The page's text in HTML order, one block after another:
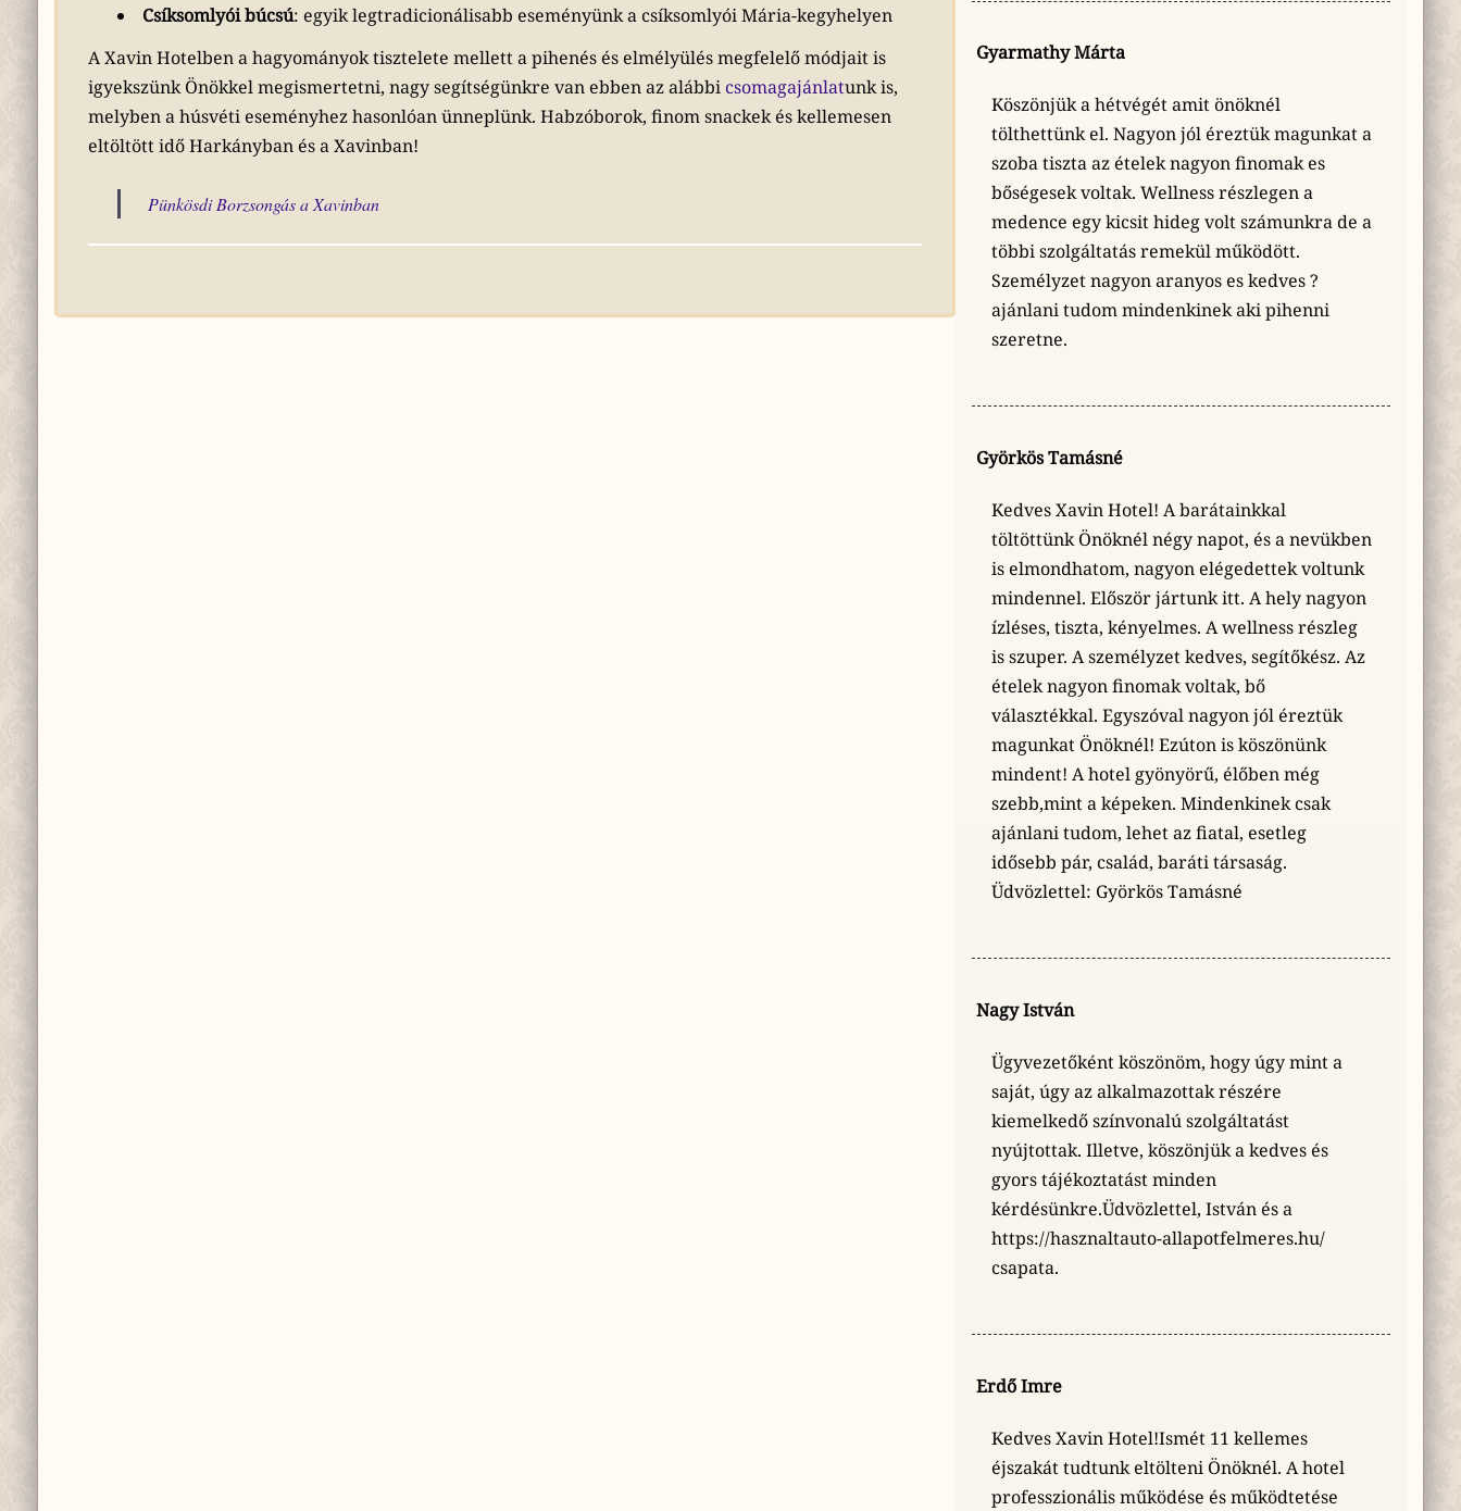
Csíksomlyói búcsú: egyik legtradicionálisabb eseményünk a csíksomlyói Mária-kegyhelyen
A Xavin Hotelben a hagyományok tisztelete mellett a pihenés és elmélyülés megfelelő módjait is
igyekszünk Önökkel megismertetni, nagy segítségünkre van ebben az alábbi csomagajánlatunk is,
melyben a húsvéti eseményhez hasonlóan ünneplünk. Habzóborok, finom snackek és kellemesen
eltöltött idő Harkányban és a Xavinban!
Pünkösdi Borzsongás a Xavinban
Gyarmathy Márta
Köszönjük a hétvégét amit önöknél
tölthettünk el. Nagyon jól éreztük magunkat a
szoba tiszta az ételek nagyon finomak es
bőségesek voltak. Wellness részlegen a
medence egy kicsit hideg volt számunkra de a
többi szolgáltatás remekül működött.
Személyzet nagyon aranyos es kedves ?
ajánlani tudom mindenkinek aki pihenni
szeretne.
Györkös Tamásné
Kedves Xavin Hotel! A barátainkkal
töltöttünk Önöknél négy napot, és a nevükben
is elmondhatom, nagyon elégedettek voltunk
mindennel. Először jártunk itt. A hely nagyon
ízléses, tiszta, kényelmes. A wellness részleg
is szuper. A személyzet kedves, segítőkész. Az
ételek nagyon finomak voltak, bő
választékkal. Egyszóval nagyon jól éreztük
magunkat Önöknél! Ezúton is köszönünk
mindent! A hotel gyönyörű, élőben még
szebb,mint a képeken. Mindenkinek csak
ajánlani tudom, lehet az fiatal, esetleg
idősebb pár, család, baráti társaság.
Üdvözlettel: Györkös Tamásné
Nagy István
Ügyvezetőként köszönöm, hogy úgy mint a
saját, úgy az alkalmazottak részére
kiemelkedő színvonalú szolgáltatást
nyújtottak. Illetve, köszönjük a kedves és
gyors tájékoztatást minden
kérdésünkre.Üdvözlettel, István és a
https://hasznaltauto-allapotfelmeres.hu/
csapata.
Erdő Imre
Kedves Xavin Hotel!Ismét 11 kellemes
éjszakát tudtunk eltölteni Önöknél. A hotel
professzionális működése és működtetése